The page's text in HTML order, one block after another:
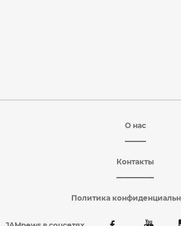
О нас
Контакты
Политика